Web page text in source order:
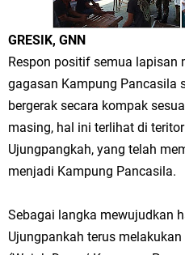
Ruwatan Malam Satu Suro di
yang Terus Istiqomah
1448 H dengan Doa Kedamaian
Wakil Ketua DPRD Gresik Mujid
Selamat Tahun Baru Islam 1
GRESIK, GNN
Respon positif semua lapisan
gagasan Kampung Pancasila
bergerak secara kompak
masing, hal ini terlihat di
Ujungpangkah, yang telah
menjadi Kampung Pancasila.
Sebagai langka mewujudkan
Ujungpankah terus